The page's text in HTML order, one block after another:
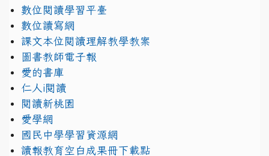
數位閱讀學習平臺
數位讀寫網
課文本位閱讀理解教學教案
圖書教師電子報
愛的書庫
仁人i閱讀
閱讀新桃園
愛學網
國民中學學習資源網
讀報教育空白成果冊下載點